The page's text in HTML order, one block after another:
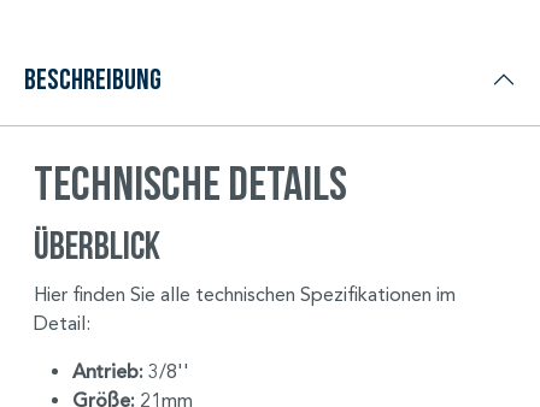
Beschreibung
Technische Details
Überblick
Hier finden Sie alle technischen Spezifikationen im
Detail:
Antrieb: 3/8''
Größe: 21mm